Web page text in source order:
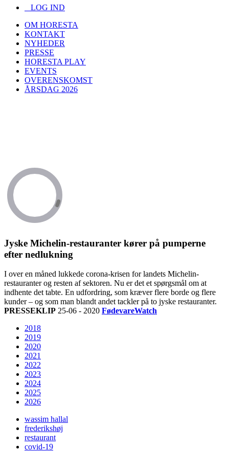
LOG IND
OM HORESTA
KONTAKT
NYHEDER
PRESSE
HORESTA PLAY
EVENTS
OVERENSKOMST
ÅRSDAG 2026
Jyske Michelin-restauranter kører på pumperne
efter nedlukning
I over en måned lukkede corona-krisen for landets Michelin-
restauranter og resten af sektoren. Nu er det et spørgsmål om at
indhente det tabte. En udfordring, som kræver flere borde og flere
kunder – og som man blandt andet tackler på to jyske restauranter.
PRESSEKLIP 25-06 - 2020 FødevareWatch
2018
2019
2020
2021
2022
2023
2024
2025
2026
wassim hallal
frederikshøj
restaurant
covid-19